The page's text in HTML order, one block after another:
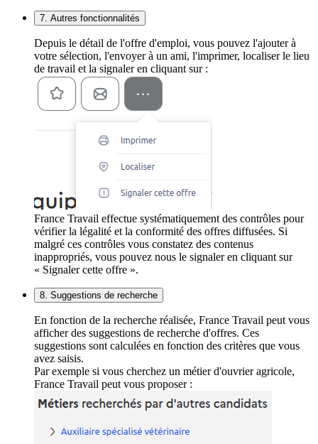
7. Autres fonctionnalités
Depuis le détail de l'offre d'emploi, vous pouvez l'ajouter à
votre sélection, l'envoyer à un ami, l'imprimer, localiser le lieu
de travail et la signaler en cliquant sur :
France Travail effectue systématiquement des contrôles pour
vérifier la légalité et la conformité des offres diffusées. Si
malgré ces contrôles vous constatez des contenus
inappropriés, vous pouvez nous le signaler en cliquant sur
« Signaler cette offre ».
8. Suggestions de recherche
En fonction de la recherche réalisée, France Travail peut vous
afficher des suggestions de recherche d'offres. Ces
suggestions sont calculées en fonction des critères que vous
avez saisis.
Par exemple si vous cherchez un métier d'ouvrier agricole,
France Travail peut vous proposer :